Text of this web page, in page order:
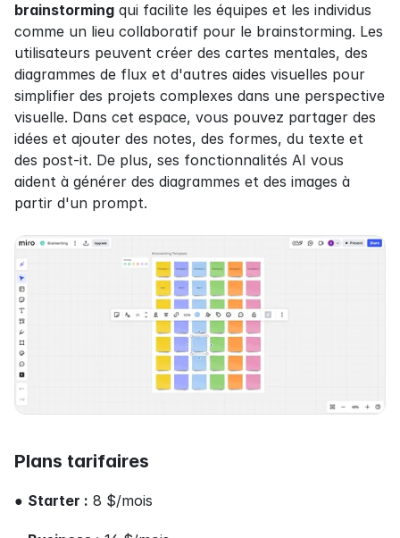
brainstorming qui facilite les équipes et les individus
comme un lieu collaboratif pour le brainstorming. Les
utilisateurs peuvent créer des cartes mentales, des
diagrammes de flux et d'autres aides visuelles pour
simplifier des projets complexes dans une perspective
visuelle. Dans cet espace, vous pouvez partager des
idées et ajouter des notes, des formes, du texte et
des post-it. De plus, ses fonctionnalités AI vous
aident à générer des diagrammes et des images à
partir d'un prompt.
Plans tarifaires
● Starter : 8 $/mois